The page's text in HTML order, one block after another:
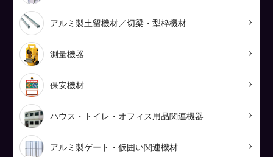
アルミ製土留機材／切梁・型枠機材
測量機器
保安機材
ハウス・トイレ・オフィス用品関連機器
アルミ製ゲート・仮囲い関連機材